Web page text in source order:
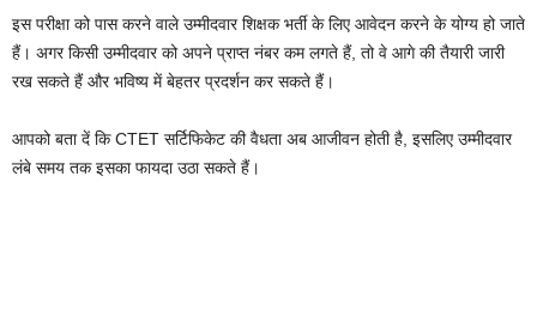
इस परीक्षा को पास करने वाले उम्मीदवार शिक्षक भर्ती के लिए आवेदन करने के योग्य हो जाते
हैं। अगर किसी उम्मीदवार को अपने प्राप्त नंबर कम लगते हैं, तो वे आगे की तैयारी जारी
रख सकते हैं और भविष्य में बेहतर प्रदर्शन कर सकते हैं।
आपको बता दें कि CTET सर्टिफिकेट की वैधता अब आजीवन होती है, इसलिए उम्मीदवार
लंबे समय तक इसका फायदा उठा सकते हैं।